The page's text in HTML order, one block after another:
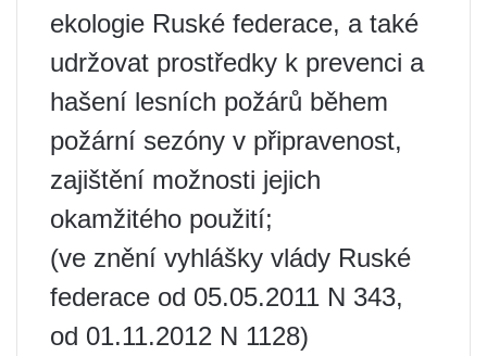
ekologie Ruské federace, a také
udržovat prostředky k prevenci a
hašení lesních požárů během
požární sezóny v připravenost,
zajištění možnosti jejich
okamžitého použití;
(ve znění vyhlášky vlády Ruské
federace od 05.05.2011 N 343,
od 01.11.2012 N 1128)